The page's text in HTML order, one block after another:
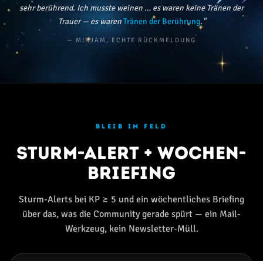
sehr berührend. Ich musste weinen … es waren keine Tränen der
Trauer — es warenTränen der Berührung."
— MIRJAM, ECHTE RÜCKMELDUNG
BLEIB IM FELD
Sturm-Alert + Wochen-
Briefing
Sturm-Alerts bei KP ≥ 5 und ein wöchentliches Briefing
über das, was die Community gerade spürt — ein Mail-
Werkzeug, kein Newsletter-Müll.